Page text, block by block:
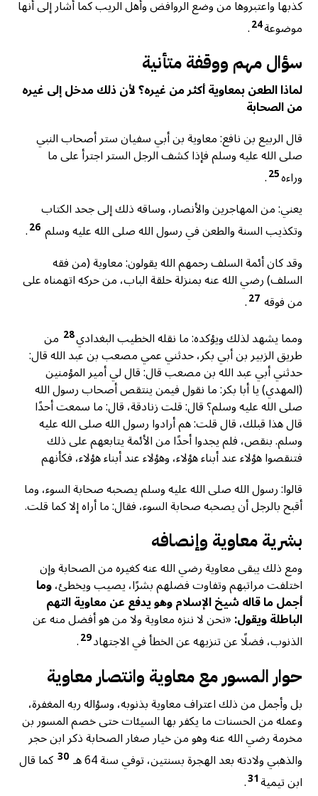
كذبها واعتبروها من وضع الروافض وأهل الريب كما أشار إلى أنها
موضوعة24
.
سؤال مهم ووقفة متأنية
لماذا الطعن بمعاوية أكثر من غيره؟ لأن ذلك مدخل إلى غيره
من الصحابة
قال الربيع بن نافع: معاوية بن أبي سفيان ستر أصحاب النبي
صلى الله عليه وسلم فإذا كشف الرجل الستر اجترأ على ما
وراءه25
.
يعني: من المهاجرين والأنصار، وساقه ذلك إلى جحد الكتاب
وتكذيب السنة والطعن في رسول الله صلى الله عليه وسلم 26
.
وقد كان أئمة السلف رحمهم الله يقولون: معاوية (من فقه
السلف) رضي الله عنه بمنزلة حلقة الباب، من حركه اتهمناه على
من فوقه 27
.
ومما يشهد لذلك ويؤكده: ما نقله الخطيب البغدادي28 من
طريق الزبير بن أبي بكر، حدثني عمي مصعب بن عبد الله قال:
حدثني أبي عبد الله بن مصعب قال: قال لي أمير المؤمنين
(المهدي) يا أبا بكر: ما نقول فيمن ينتقص أصحاب رسول الله
صلى الله عليه وسلم؟ قال: قلت زنادقة، قال: ما سمعت أحدًا
قال هذا قبلك، قال قلت: هم أرادوا رسول الله صلى الله عليه
وسلم. بنقص، فلم يجدوا أحدًا من الأئمة يتابعهم على ذلك
فتنقصوا هؤلاء عند أبناء هؤلاء، وهؤلاء عند أبناء هؤلاء، فكأنهم
قالوا: رسول الله صلى الله عليه وسلم يصحبه صحابة السوء، وما
أقبح بالرجل أن يصحبه صحابة السوء، فقال: ما أراه إلا كما قلت.
بشرية معاوية وإنصافه
ومع ذلك يبقى معاوية رضي الله عنه كغيره من الصحابة وإن
اختلفت مراتبهم وتفاوت فضلهم بشرًا، يصيب ويخطئ،وما
أجمل ما قاله شيخ الإسلام وهو يدفع عن معاوية التهم
الباطلة ويقول:«نحن لا ننزه معاوية ولا من هو أفضل منه عن
الذنوب، فضلًا عن تنزيهه عن الخطأ في الاجتهاد29
.
حوار المسور مع معاوية وانتصار معاوية
بل وأجمل من ذلك اعتراف معاوية بذنوبه، وسؤاله ربه المغفرة،
وعمله من الحسنات ما يكفر بها السيئات حتى خصم المسور بن
مخرمة رضي الله عنه وهو من خيار صغار الصحابة ذكر ابن حجر
والذهبي ولادته بعد الهجرة بسنتين، توفي سنة 64 هـ
30 كما قال
ابن تيمية31
.